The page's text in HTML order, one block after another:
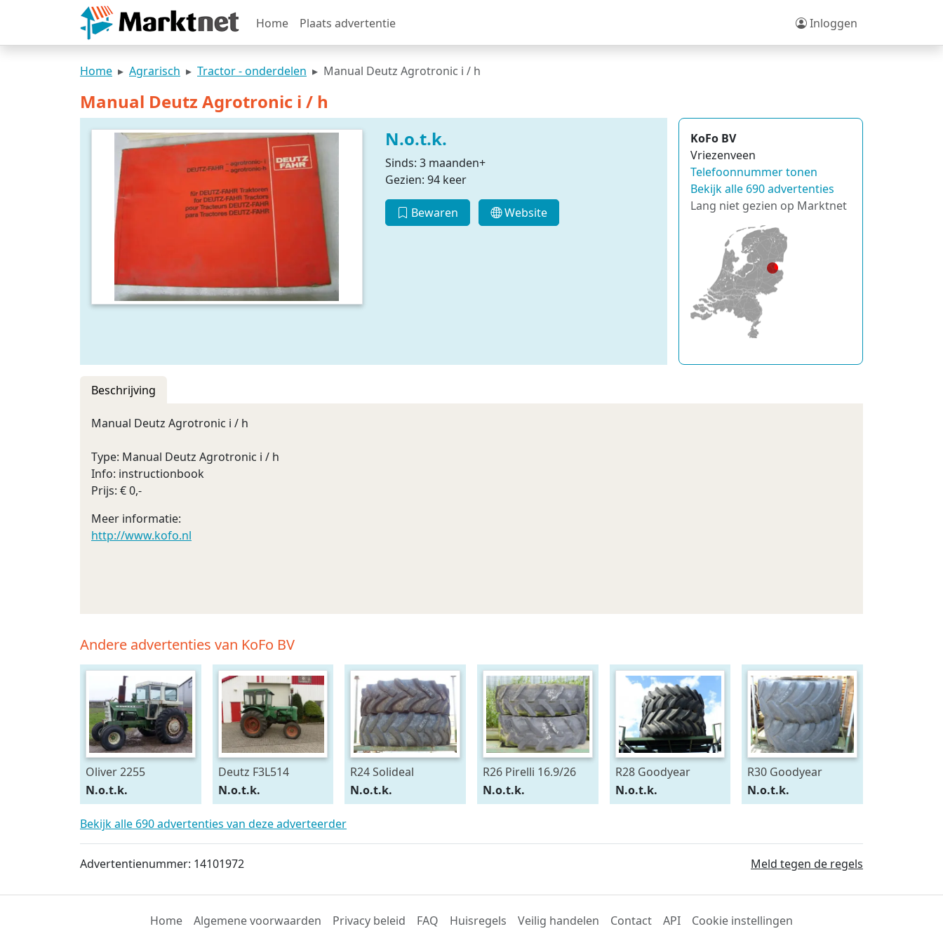
Home Plaats advertentie Inloggen
Home Agrarisch Tractor - onderdelen Manual Deutz Agrotronic i / h
Manual Deutz Agrotronic i / h
N.o.t.k.
Sinds: 3 maanden+
Gezien: 94 keer
Bewaren Website
KoFo BV
Vriezenveen
Telefoonnummer tonen
Bekijk alle 690 advertenties
Lang niet gezien op Marktnet
Beschrijving
Manual Deutz Agrotronic i / h
Type: Manual Deutz Agrotronic i / h
Info: instructionbook
Prijs: € 0,-
Meer informatie:
http://www.kofo.nl
Andere advertenties van KoFo BV
Oliver 2255
N.o.t.k.
Deutz F3L514
N.o.t.k.
R24 Solideal
15.5/80R24
N.o.t.k.
R26 Pirelli 16.9/26
N.o.t.k.
R28 Goodyear
540/75R28
N.o.t.k.
R30 Goodyear
600/70R30
N.o.t.k.
Bekijk alle 690 advertenties van deze adverteerder
Advertentienummer: 14101972 Meld tegen de regels
Home Algemene voorwaarden Privacy beleid FAQ Huisregels Veilig handelen Contact API Cookie instellingen